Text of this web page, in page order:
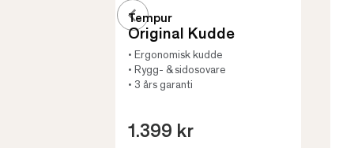
Tempur
Original Kudde
• Ergonomisk kudde
• Rygg- & sidosovare
• 3 års garanti
1.399 kr